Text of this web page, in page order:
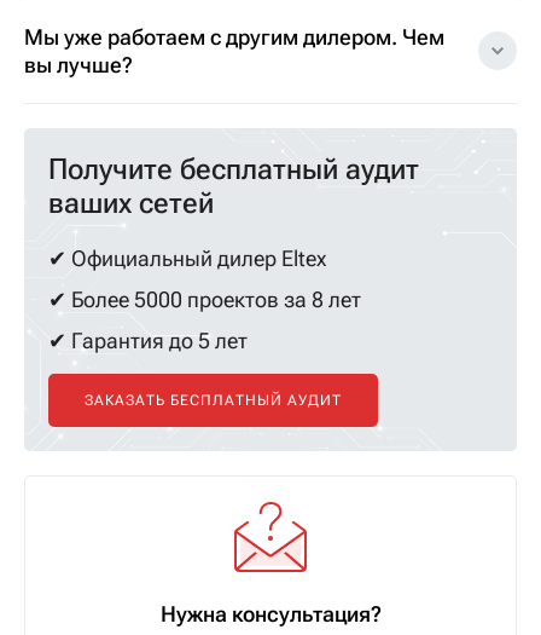
Мы уже работаем с другим дилером. Чем
вы лучше?
Получите бесплатный аудит
ваших сетей
✔ Официальный дилер Eltex
✔ Более 5000 проектов за 8 лет
✔ Гарантия до 5 лет
ЗАКАЗАТЬ БЕСПЛАТНЫЙ АУДИТ
Нужна консультация?